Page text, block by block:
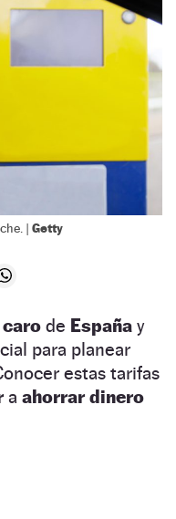
| Getty
caro de España y
para planear
estas tarifas
a ahorrar dinero